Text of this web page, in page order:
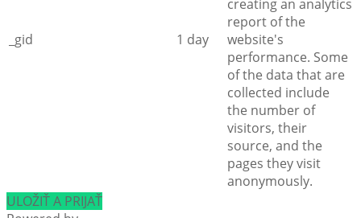
_gid 1 day
creating an analytics
report of the
website's
performance. Some
of the data that are
collected include
the number of
visitors, their
source, and the
pages they visit
anonymously.
ULOŽIŤ A PRIJAŤ